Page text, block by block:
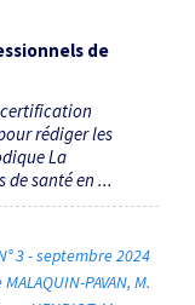
de
certification
rédiger les
La
santé en ...
3 - septembre 2024
PAVAN M.